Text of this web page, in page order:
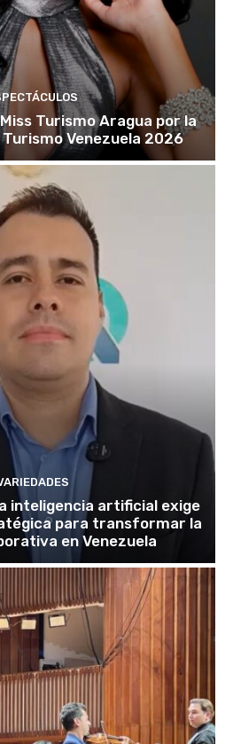
Turismo Aragua por la
Turismo Venezuela 2026
inteligencia artificial exige
para transformar la
en Venezuela